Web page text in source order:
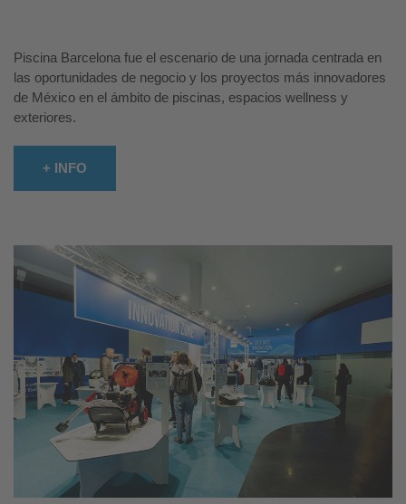
Piscina Barcelona fue el escenario de una jornada centrada en
las oportunidades de negocio y los proyectos más innovadores
de México en el ámbito de piscinas, espacios wellness y
exteriores.
+ INFO